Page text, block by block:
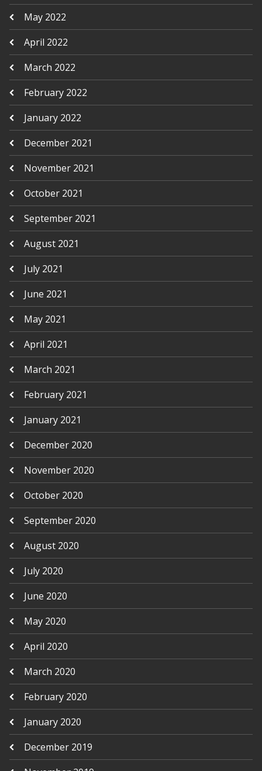
May 2022
April 2022
March 2022
February 2022
January 2022
December 2021
November 2021
October 2021
September 2021
August 2021
July 2021
June 2021
May 2021
April 2021
March 2021
February 2021
January 2021
December 2020
November 2020
October 2020
September 2020
August 2020
July 2020
June 2020
May 2020
April 2020
March 2020
February 2020
January 2020
December 2019